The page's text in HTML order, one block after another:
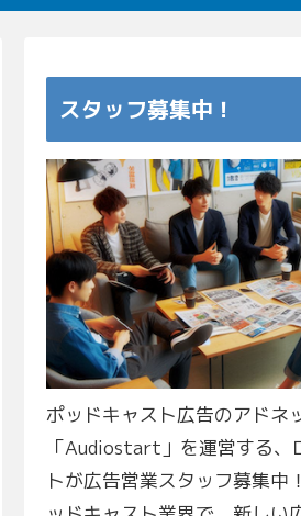
スタッフ募集中！
ポッドキャスト広告のアドネ
「Audiostart」を運営する、
トが広告営業スタッフ募集中